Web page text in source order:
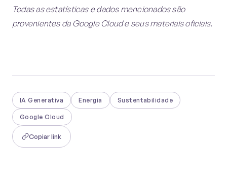
Todas as estatísticas e dados mencionados são
provenientes da Google Cloud e seus materiais oficiais.
IA Generativa Energia Sustentabilidade
Google Cloud
Copiar link